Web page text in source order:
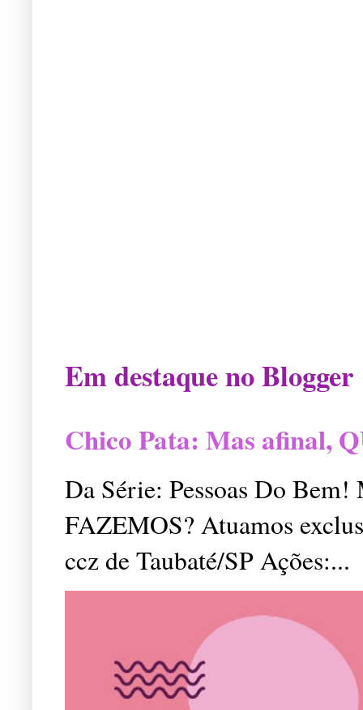
Em destaque no Blogger
Chico Pata: Mas afinal,
Da Série: Pessoas Do
FAZEMOS? Atuamos
ccz de Taubaté/SP Ações:...